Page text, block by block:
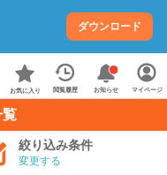
ダウンロード
お気に入り 閲覧履歴 お知らせ マイページ
覧
絞り込み条件
変更する